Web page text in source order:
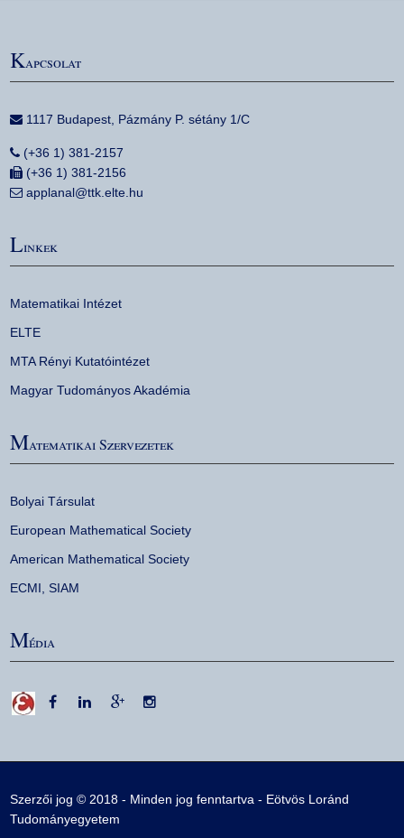
Kapcsolat
1117 Budapest, Pázmány P. sétány 1/C
(+36 1) 381-2157
(+36 1) 381-2156
applanal@ttk.elte.hu
Linkek
Matematikai Intézet
ELTE
MTA Rényi Kutatóintézet
Magyar Tudományos Akadémia
Matematikai Szervezetek
Bolyai Társulat
European Mathematical Society
American Mathematical Society
ECMI
SIAM
Média
Szerzői jog © 2018 - Minden jog fenntartva - Eötvös Loránd
Tudományegyetem